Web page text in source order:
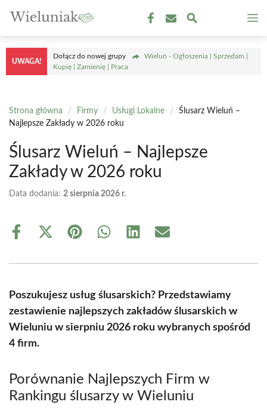
treści
UWAGA!
Dołącz do nowej grupy
Wieluń - Ogłoszenia | Sprzedam |
Kupię | Zamienię | Praca
Strona główna / Firmy / Usługi Lokalne /
Ślusarz Wieluń –
Najlepsze Zakłady w 2026 roku
Ślusarz Wieluń – Najlepsze
Zakłady w 2026 roku
Data dodania: 2 sierpnia 2026 r.
Share
Share
(Twitter)
Share Share Share Share
Poszukujesz usług ślusarskich? Przedstawiamy
zestawienie najlepszych zakładów ślusarskich w
Wieluniu w sierpniu 2026 roku wybranych spośród
4 firm.
Porównanie Najlepszych Firm w
Rankingu ślusarzy w Wieluniu